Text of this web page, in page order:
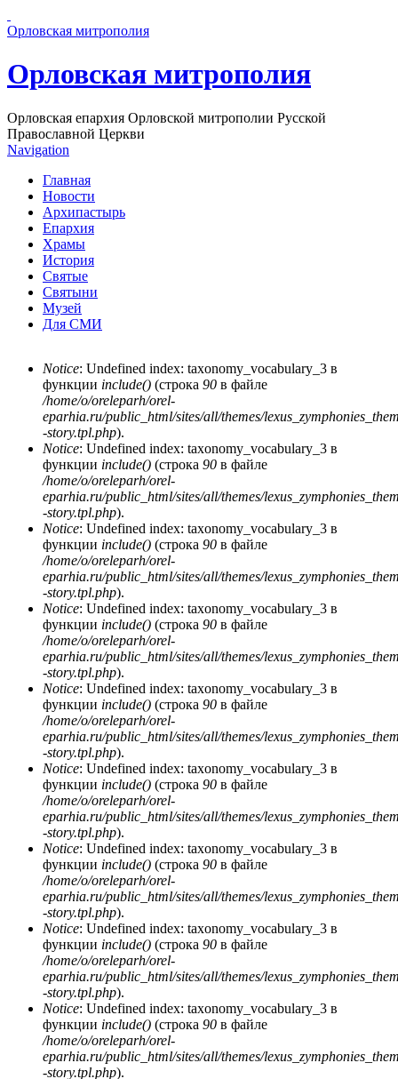
Орловская митрополия
Орловская митрополия
Орловская епархия Орловской митрополии Русской
Православной Церкви
Navigation
Главная
Новости
Архипастырь
Епархия
Храмы
История
Святые
Святыни
Музей
Для СМИ
Сообщение об ошибке
Notice: Undefined index: taxonomy_vocabulary_3 в
функции include() (строка 90 в файле
/home/o/oreleparh/orel-
eparhia.ru/public_html/sites/all/themes/
-story.tpl.php).
Notice: Undefined index: taxonomy_vocabulary_3 в
функции include() (строка 90 в файле
/home/o/oreleparh/orel-
eparhia.ru/public_html/sites/all/themes/
-story.tpl.php).
Notice: Undefined index: taxonomy_vocabulary_3 в
функции include() (строка 90 в файле
/home/o/oreleparh/orel-
eparhia.ru/public_html/sites/all/themes/
-story.tpl.php).
Notice: Undefined index: taxonomy_vocabulary_3 в
функции include() (строка 90 в файле
/home/o/oreleparh/orel-
eparhia.ru/public_html/sites/all/themes/
-story.tpl.php).
Notice: Undefined index: taxonomy_vocabulary_3 в
функции include() (строка 90 в файле
/home/o/oreleparh/orel-
eparhia.ru/public_html/sites/all/themes/
-story.tpl.php).
Notice: Undefined index: taxonomy_vocabulary_3 в
функции include() (строка 90 в файле
/home/o/oreleparh/orel-
eparhia.ru/public_html/sites/all/themes/
-story.tpl.php).
Notice: Undefined index: taxonomy_vocabulary_3 в
функции include() (строка 90 в файле
/home/o/oreleparh/orel-
eparhia.ru/public_html/sites/all/themes/
-story.tpl.php).
Notice: Undefined index: taxonomy_vocabulary_3 в
функции include() (строка 90 в файле
/home/o/oreleparh/orel-
eparhia.ru/public_html/sites/all/themes/
-story.tpl.php).
Notice: Undefined index: taxonomy_vocabulary_3 в
функции include() (строка 90 в файле
/home/o/oreleparh/orel-
eparhia.ru/public_html/sites/all/themes/
-story.tpl.php).